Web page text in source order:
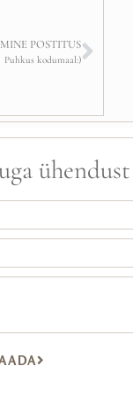
POSTITUS
Puhkus kodumaal:)
ühendust